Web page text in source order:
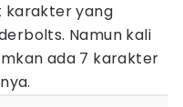
karakter yang
Namun kali
ada 7 karakter